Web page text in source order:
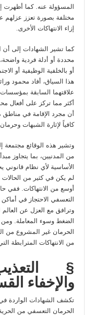
المسؤولة عنه. كما أظهرت
مختلفة بصورة تعزز عزلهم
إزاء الانتهاكات الأخرى.
كما تشير الشهادات إلى أن
محددة أو أدلة فردية
أو بالخلفية الوظيفية أو
هذا السياق، أفاد محمود
علاقتهما السابقة بمؤسسات
أكثر مما تركز على أفعال
أن مجرد الإقامة في مناطق
كافياً لإثارة الشبهات
وتشير هذه الوقائع مجتمعة
من المدنيين، بما يتجاوز
الأساسية لأي نظام
لم يكن في كثير من الحالات
أوسع من الانتهاكات. ففي
التعسفي الاحتجاز في
وترافق مع العزل عن
الضغط وسوء المعاملة.
الحرمان غير المشروع من
من الانتهاكات المترابطة
§
والإخفاء
تكشف الشهادات الواردة في
الحرمان التعسفي من